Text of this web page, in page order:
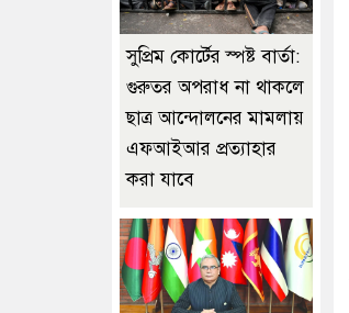
সুপ্রিম কোর্টের স্পষ্ট বার্তা:
গুরুতর অপরাধ না থাকলে
ছাত্র আন্দোলনের মামলায়
এফআইআর প্রত্যাহার
করা যাবে